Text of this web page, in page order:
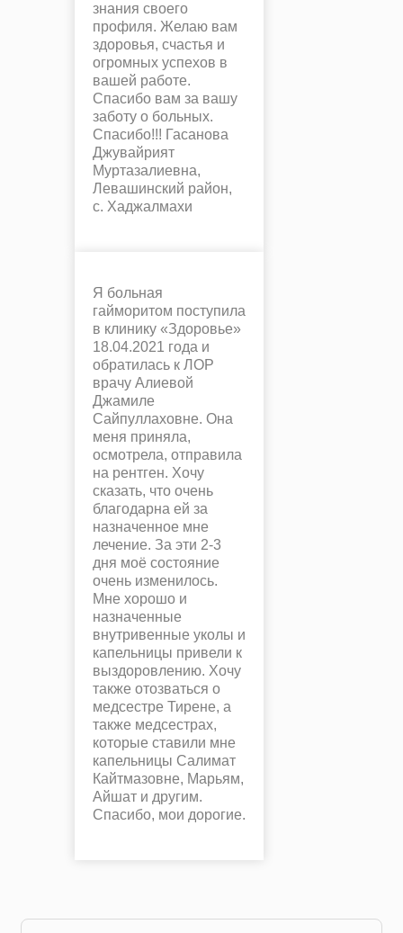
знания своего
профиля. Желаю вам
здоровья, счастья и
огромных успехов в
вашей работе.
Спасибо вам за вашу
заботу о больных.
Спасибо!!! Гасанова
Джувайрият
Муртазалиевна,
Левашинский район,
с. Хаджалмахи
Я больная
гайморитом поступила
в клинику «Здоровье»
18.04.2021 года и
обратилась к ЛОР
врачу Алиевой
Джамиле
Сайпуллаховне. Она
меня приняла,
осмотрела, отправила
на рентген. Хочу
сказать, что очень
благодарна ей за
назначенное мне
лечение. За эти 2-3
дня моё состояние
очень изменилось.
Мне хорошо и
назначенные
внутривенные уколы и
капельницы привели к
выздоровлению. Хочу
также отозваться о
медсестре Тирене, а
также медсестрах,
которые ставили мне
капельницы Салимат
Кайтмазовне, Марьям,
Айшат и другим.
Спасибо, мои дорогие.